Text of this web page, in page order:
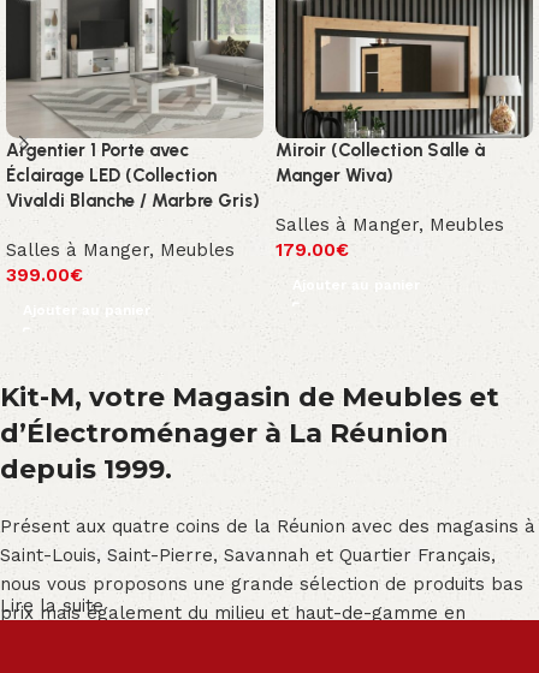
Argentier 1 Porte avec
Éclairage LED (Collection
Vivaldi Blanche / Marbre Gris)
Salles à Manger, Meubles
399.00€
Ajouter au panier
Miroir (Collection Salle à
Manger Wiva)
Salles à Manger, Meubles
179.00€
Ajouter au panier
Kit-M, votre Magasin de Meubles et
d’Électroménager à La Réunion
depuis 1999.
Présent aux quatre coins de la Réunion avec des magasins à
Saint-Louis, Saint-Pierre, Savannah et Quartier Français,
nous vous proposons une grande sélection de produits bas
prix mais également du milieu et haut-de-gamme en
Lire la suite